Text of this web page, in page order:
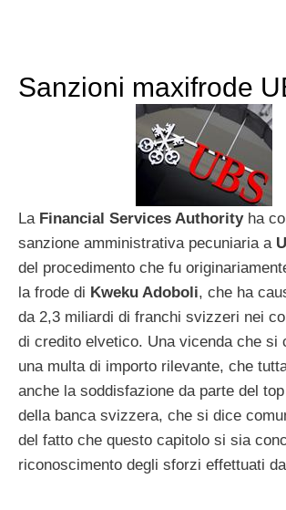
Sanzioni maxifrode
La Financial Services Authorityha
sanzione amministrativa pecuniaria a
del procedimento che fu
la frode di Kweku Adoboli, che ha
da 2,3 miliardi di franchi svizzeri nei
di credito elvetico. Una vicenda che si
una multa di importo rilevante, che
anche la soddisfazione da parte del
della banca svizzera, che si dice
del fatto che questo capitolo si sia
riconoscimento degli sforzi effettuati